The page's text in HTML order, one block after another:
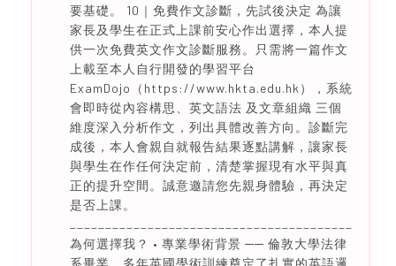
要基礎。 10｜免費作文診斷，先試後決定 為讓
家長及學生在正式上課前安心作出選擇，本人提
供一次免費英文作文診斷服務。只需將一篇作文
上載至本人自行開發的學習平台
ExamDojo（https://www.hkta.edu.hk），系統
會即時從內容構思、英文語法 及文章組織 三個
維度深入分析作文，列出具體改善方向。診斷完
成後，本人會親自就報告結果逐點講解，讓家長
與學生在作任何決定前，清楚掌握現有水平與真
正的提升空間。誠意邀請您先親身體驗，再決定
是否上課。
為何選擇我？ • 專業學術背景 ── 倫敦大學法律
系畢業，多年英國學術訓練奠定了扎實的英語邏